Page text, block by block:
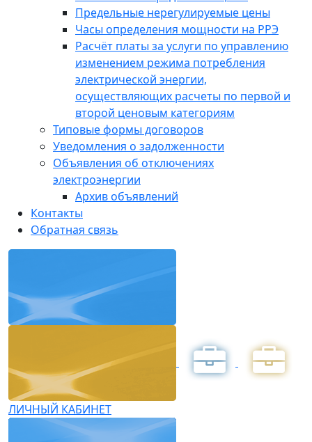
Предельные нерегулируемые цены
Часы определения мощности на РРЭ
Расчёт платы за услуги по управлению
изменением режима потребления
электрической энергии,
осуществляющих расчеты по первой и
второй ценовым категориям
Типовые формы договоров
Уведомления о задолженности
Объявления об отключениях
электроэнергии
Архив объявлений
Контакты
Обратная связь
ЛИЧНЫЙ КАБИНЕТ